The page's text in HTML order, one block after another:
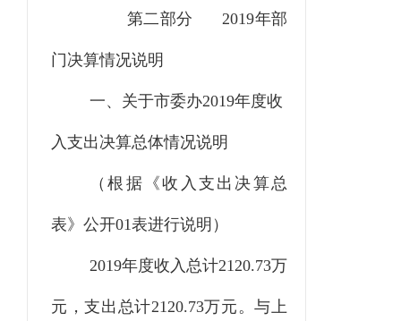
第二部分 2019年部
门决算情况说明
一、关于市委办2019年度收
入支出决算总体情况说明
（根据《收入支出决算总
表》公开01表进行说明）
2019年度收入总计2120.73万
元，支出总计2120.73万元。与上